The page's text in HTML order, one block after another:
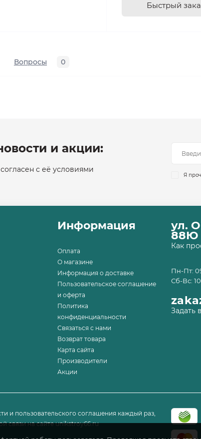
Быстрый
Вопросы 0
и акции:
с её условиями
Я
Информация
Оплата
О магазине
Информация о доставке
Пользовательское соглашение
и оферта
Политика
конфиденциальности
Связаться с нами
Возврат товара
Карта сайта
Производители
Акции
ул.
88Ю
Как
Пн-Пт:
Сб-Вс:
Задать
и пользовательского соглашения каждый раз,
связи на сайте unikstroy66.ru